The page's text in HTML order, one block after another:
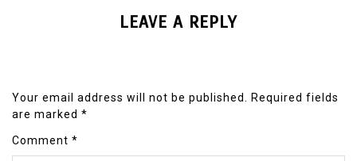
LEAVE A REPLY
Your email address will not be published.
Required fields
are marked *
Comment *